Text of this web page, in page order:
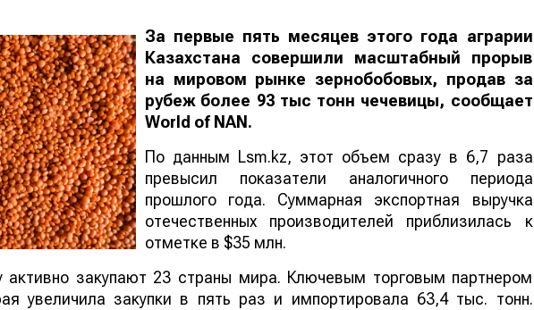
За первые пять месяцев этого года аграрии
Казахстана совершили масштабный прорыв
на мировом рынке зернобобовых, продав за
рубеж более 93 тыс тонн чечевицы, сообщает
World of NAN .
По данным Lsm.kz, этот объем сразу в 6,7 раза
превысил показатели аналогичного периода
прошлого года. Суммарная экспортная выручка
отечественных производителей приблизилась к
отметке в $35 млн.
активно закупают 23 страны мира. Ключевым торговым партнером
увеличила закупки в пять раз и импортировала 63,4 тыс. тонн.